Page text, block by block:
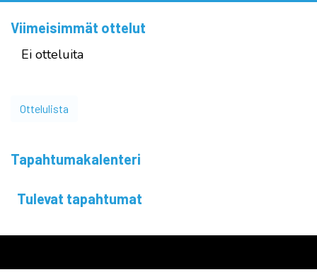
Viimeisimmät ottelut
Ei otteluita
Ottelulista
Tapahtumakalenteri
Tulevat tapahtumat